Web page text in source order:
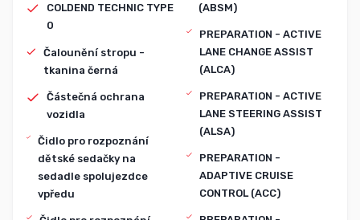
COLDEND TECHNIC TYPE
0
Čalounění stropu -
tkanina černá
Částečná ochrana
vozidla
Čidlo pro rozpoznání
dětské sedačky na
sedadle spolujezdce
vpředu
(ABSM)
PREPARATION - ACTIVE
LANE CHANGE ASSIST
(ALCA)
PREPARATION - ACTIVE
LANE STEERING ASSIST
(ALSA)
PREPARATION -
ADAPTIVE CRUISE
CONTROL (ACC)